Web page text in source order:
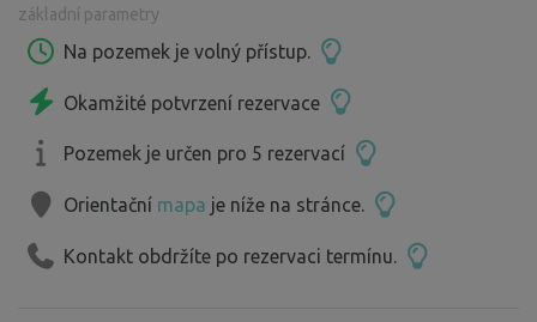
základní parametry
Na pozemek je volný přístup.
Okamžité potvrzení rezervace
Pozemek je určen pro 5 rezervací
Orientační mapa je níže na stránce.
Kontakt obdržíte po rezervaci termínu.